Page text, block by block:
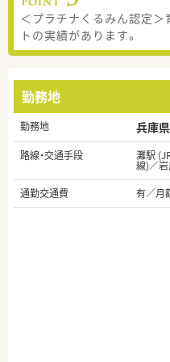
＜プラチナくるみん認定
トの実績があります。
勤務地
勤務地 兵庫
路線・交通手段 灘駅
線)／
通勤交通費
有／月